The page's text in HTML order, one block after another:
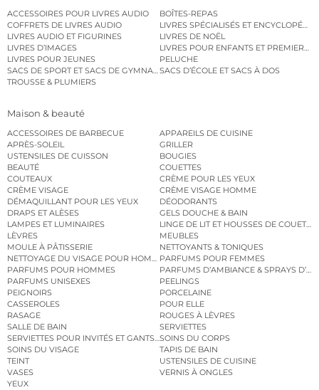
ACCESSOIRES POUR LIVRES AUDIO
BOÎTES-REPAS
COFFRETS DE LIVRES AUDIO
LIVRES SPÉCIALISÉS ET
LIVRES AUDIO ET FIGURINES
LIVRES DE NOËL
LIVRES D’IMAGES
LIVRES POUR ENFANTS ET PREMIERS
LIVRES POUR JEUNES
PELUCHE
SACS DE SPORT ET SACS DE GYMNASTIQUESACS D’ÉCOLE ET SACS À DOS
TROUSSE & PLUMIERS
Maison & beauté
ACCESSOIRES DE BARBECUE
APPAREILS DE CUISINE
APRÈS-SOLEIL
GRILLER
USTENSILES DE CUISSON
BOUGIES
BEAUTÉ
COUETTES
COUTEAUX
CRÈME POUR LES YEUX
CRÈME VISAGE
CRÈME VISAGE HOMME
DÉMAQUILLANT POUR LES YEUX
DÉODORANTS
DRAPS ET ALÈSES
GELS DOUCHE & BAIN
LAMPES ET LUMINAIRES
LINGE DE LIT ET HOUSSES DE COUETTE
LÈVRES
MEUBLES
MOULE À PÂTISSERIE
NETTOYANTS & TONIQUES
NETTOYAGE DU VISAGE POUR HOMMESPARFUMS POUR FEMMES
PARFUMS POUR HOMMES
PARFUMS D’AMBIANCE & SPRAYS
PARFUMS UNISEXES
PEELINGS
PEIGNOIRS
PORCELAINE
CASSEROLES
POUR ELLE
RASAGE
ROUGES À LÈVRES
SALLE DE BAIN
SERVIETTES
SERVIETTES POUR INVITÉS ET GANTS DE TOILETTE
SOINS DU CORPS
SOINS DU VISAGE
TAPIS DE BAIN
TEINT
USTENSILES DE CUISINE
VASES
VERNIS À ONGLES
YEUX